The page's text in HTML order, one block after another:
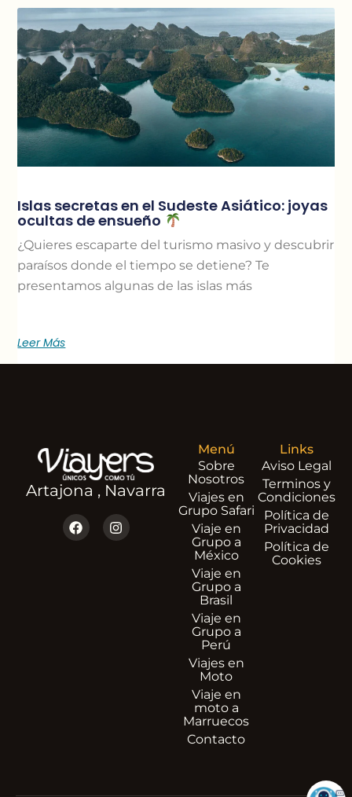
Islas secretas en el Sudeste Asiático: joyas
ocultas de ensueño
¿Quieres escaparte del turismo masivo y descubrir
paraísos donde el tiempo se detiene? Te
presentamos algunas de las islas más
Leer Más
Artajona , Navarra
Menú
Sobre
Nosotros
Viajes en
Grupo Safari
Viaje en
Grupo a
México
Viaje en
Grupo a
Brasil
Viaje en
Grupo a
Perú
Viajes en
Moto
Viaje en
moto a
Marruecos
Contacto
Links
Aviso Legal
Terminos y
Condiciones
Política de
Privacidad
Política de
Cookies